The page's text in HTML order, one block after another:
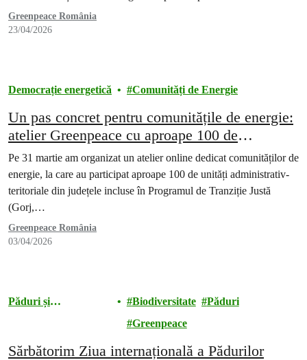
Greenpeace România
23/04/2026
Democrație energetică Comunități de Energie
Un pas concret pentru comunitățile de energie:
atelier Greenpeace cu aproape 100 de
reprezentanți ai autorităților locale
Pe 31 martie am organizat un atelier online dedicat comunităților de
energie, la care au participat aproape 100 de unități administrativ-
teritoriale din județele incluse în Programul de Tranziție Justă
(Gorj,…
Greenpeace România
03/04/2026
Păduri și
Biodiversitate
Păduri
Greenpeace
Sărbătorim Ziua internațională a Pădurilor